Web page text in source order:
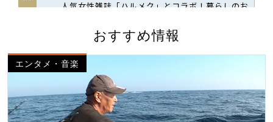
おすすめ情報
エンタメ・音楽